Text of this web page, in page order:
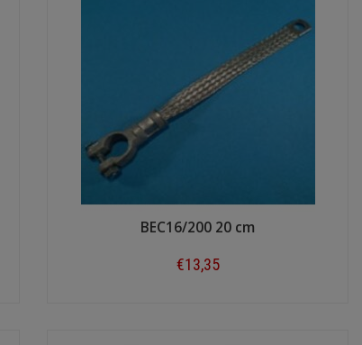
BEC16/200 20 cm
€13,35